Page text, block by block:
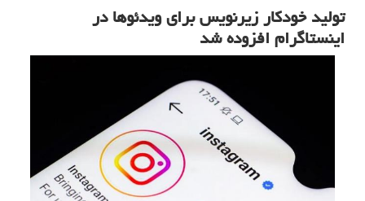
تولید خودکار زیرنویس برای ویدئوها در
اینستاگرام افزوده شد